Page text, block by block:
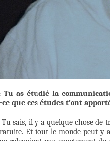
Tu as étudié la
ce que ces études t’ont
Tu sais, il y a quelque chose de
Et tout le monde peut y